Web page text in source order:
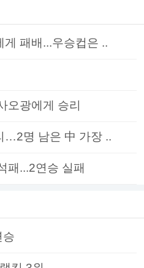
패배...우승컵은 ..
오광에게 승리
…2명 남은 中 가장 ..
패...2연승 실패
승